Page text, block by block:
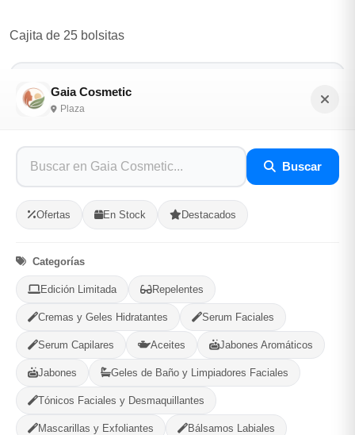
Gaia Cosmetic
Plaza
Buscar
Ofertas En Stock Destacados
Categorías
Edición Limitada Repelentes
Cremas y Geles Hidratantes Serum Faciales
Serum Capilares Aceites Jabones Aromáticos
Jabones Geles de Baño y Limpiadores Faciales
Tónicos Faciales y Desmaquillantes
Mascarillas y Exfoliantes Bálsamos Labiales
Cajita de 25 bolsitas
Opciones de Envio
Categorías: Cintas y Embalaje
Compartir Favorito